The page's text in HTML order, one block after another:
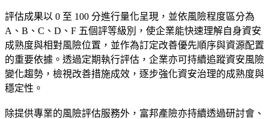
評估成果以 0 至 100 分進行量化呈現，並依風險程度區分為
A、B、C、D、F 五個評等級別，使企業能快速理解自身資安
成熟度與相對風險位置，並作為訂定改善優先順序與資源配置
的重要依據。透過定期執行評估，企業亦可持續追蹤資安風險
變化趨勢，檢視改善措施成效，逐步強化資安治理的成熟度與
穩定性。
除提供專業的風險評估服務外，富邦產險亦持續透過研討會、